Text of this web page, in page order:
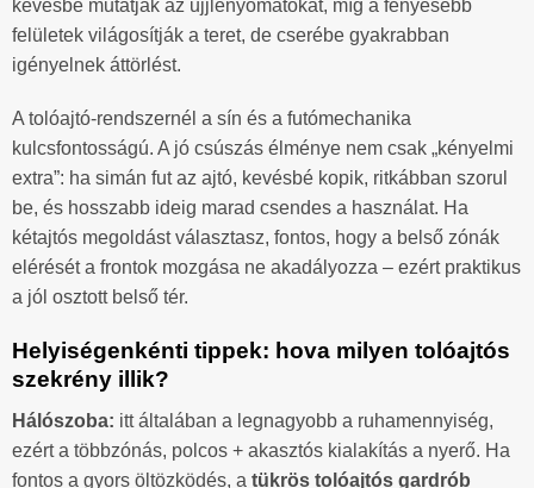
kevésbé mutatják az ujjlenyomatokat, míg a fényesebb
felületek világosítják a teret, de cserébe gyakrabban
igényelnek áttörlést.
A tolóajtó-rendszernél a sín és a futómechanika
kulcsfontosságú. A jó csúszás élménye nem csak „kényelmi
extra”: ha simán fut az ajtó, kevésbé kopik, ritkábban szorul
be, és hosszabb ideig marad csendes a használat. Ha
kétajtós megoldást választasz, fontos, hogy a belső zónák
elérését a frontok mozgása ne akadályozza – ezért praktikus
a jól osztott belső tér.
Helyiségenkénti tippek: hova milyen tolóajtós
szekrény illik?
Hálószoba: itt általában a legnagyobb a ruhamennyiség,
ezért a többzónás, polcos + akasztós kialakítás a nyerő. Ha
fontos a gyors öltözködés, a tükrös tolóajtós gardrób